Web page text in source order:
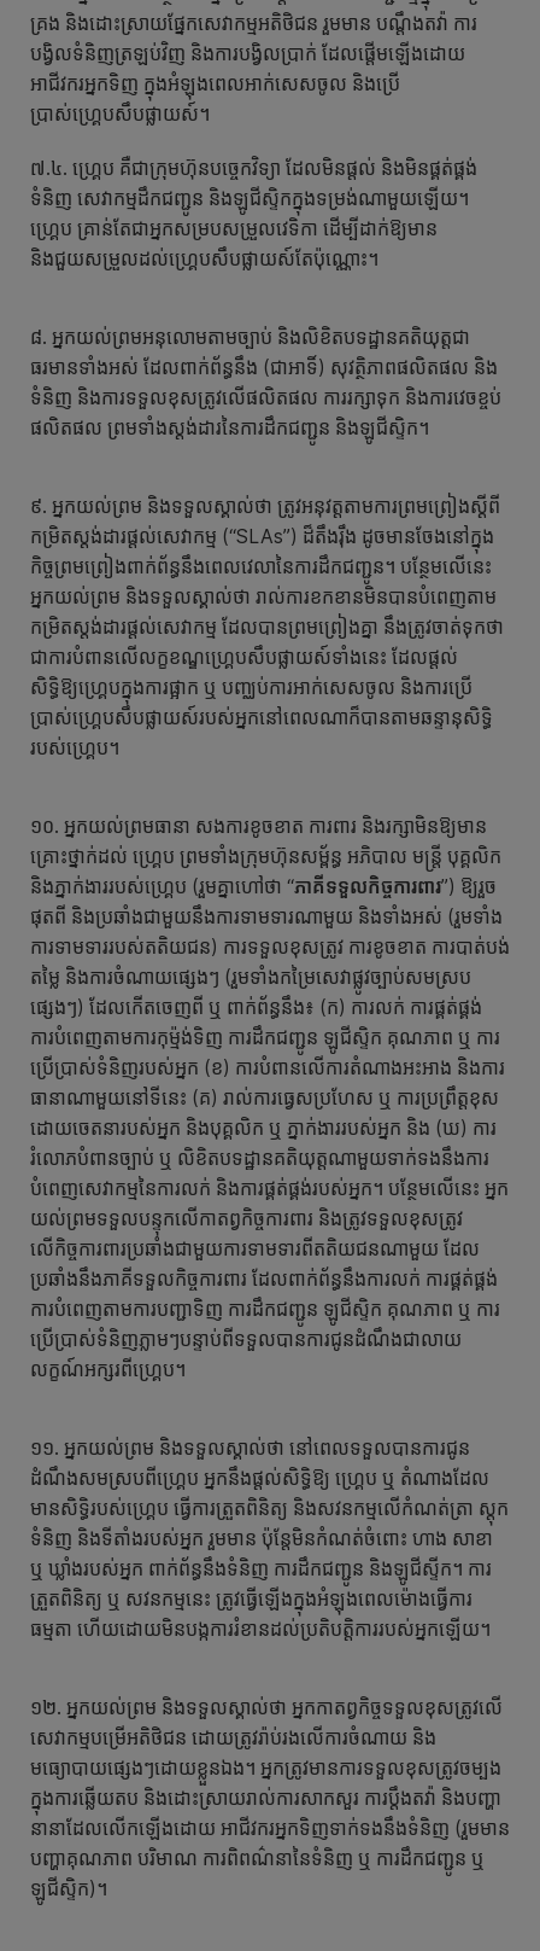
គ្រង និងដោះស្រាយផ្នែកសេវាកម្មអតិថិជន រួមមាន បណ្តឹងតវ៉ា ការ
បង្វិលទំនិញត្រឡប់វិញ និងការបង្វិលប្រាក់ ដែលផ្តើមឡើងដោយ
អាជីវករអ្នកទិញ ក្នុងអំឡុងពេលអាក់សេសចូល និងប្រើ
ប្រាស់ហ្គ្រេបសឹបផ្លាយស៍។
៧.៤. ហ្គ្រេប គឺជាក្រុមហ៊ុនបច្ចេកវិទ្យា ដែលមិនផ្តល់ និងមិនផ្គត់ផ្គង់
ទំនិញ សេវាកម្មដឹកជញ្ជូន និងឡូជីស្ទិកក្នុងទម្រង់ណាមួយឡើយ។
ហ្គ្រេប គ្រាន់តែជាអ្នកសម្របសម្រួលវេទិកា ដើម្បីដាក់ឱ្យមាន
និងជួយសម្រួលដល់ហ្គ្រេបសឹបផ្លាយស៍តែប៉ុណ្ណោះ។
៨. អ្នកយល់ព្រមអនុលោមតាមច្បាប់ និងលិខិតបទដ្ឋានគតិយុត្តជា
ធរមានទាំងអស់ ដែលពាក់ព័ន្ធនឹង (ជាអាទិ៍) សុវត្ថិភាពផលិតផល និង
ទំនិញ និងការទទួលខុសត្រូវលើផលិតផល ការរក្សាទុក និងការវេចខ្ចប់
ផលិតផល ព្រមទាំងស្តង់ដារនៃការដឹកជញ្ជូន និងឡូជីស្ទិក។
៩. អ្នកយល់ព្រម និងទទួលស្គាល់ថា ត្រូវអនុវត្តតាមការព្រមព្រៀងស្ដីពី
កម្រិតស្ដង់ដារផ្ដល់សេវាកម្ម (“SLAs”) ដ៏តឹងរ៉ឹង ដូចមានចែងនៅក្នុង
កិច្ចព្រមព្រៀងពាក់ព័ន្ធនឹងពេលវេលានៃការដឹកជញ្ជូន។ បន្ថែមលើនេះ
អ្នកយល់ព្រម និងទទួលស្គាល់ថា រាល់ការខកខានមិនបានបំពេញតាម
កម្រិតស្ដង់ដារផ្ដល់សេវាកម្ម ដែលបានព្រមព្រៀងគ្នា នឹងត្រូវចាត់ទុកថា
ជាការបំពានលើលក្ខខណ្ឌហ្គ្រេបសឹបផ្លាយស៍ទាំងនេះ ដែលផ្តល់
សិទ្ធិឱ្យហ្គ្រេបក្នុងការផ្អាក ឬ បញ្ឈប់ការអាក់សេសចូល និងការប្រើ
ប្រាស់ហ្គ្រេបសឹបផ្លាយស៍របស់អ្នកនៅពេលណាក៏បានតាមឆន្ទានុសិទ្ធិ
របស់ហ្គ្រេប។
១០. អ្នកយល់ព្រមធានា សងការខូចខាត ការពារ និងរក្សាមិនឱ្យមាន
គ្រោះថ្នាក់ដល់ ហ្គ្រេប ព្រមទាំងក្រុមហ៊ុនសម្ព័ន្ធ អភិបាល មន្ត្រី បុគ្គលិក
និងភ្នាក់ងាររបស់ហ្គ្រេប (រួមគ្នាហៅថា “ភាគីទទួលកិច្ចការពារ”) ឱ្យរួច
ផុតពី និងប្រឆាំងជាមួយនឹងការទាមទារណាមួយ និងទាំងអស់ (រួមទាំង
ការទាមទាររបស់តតិយជន) ការទទួលខុសត្រូវ ការខូចខាត ការបាត់បង់
តម្លៃ និងការចំណាយផ្សេងៗ (រួមទាំងកម្រៃសេវាផ្លូវច្បាប់សមស្រប
ផ្សេងៗ) ដែលកើតចេញពី ឬ ពាក់ព័ន្ធនឹង៖ (ក) ការលក់ ការផ្គត់ផ្គង់
ការបំពេញតាមការកុម្ម៉ង់ទិញ ការដឹកជញ្ជូន ឡូជីស្ទិក គុណភាព ឬ ការ
ប្រើប្រាស់ទំនិញរបស់អ្នក (ខ) ការបំពានលើការតំណាងអះអាង និងការ
ធានាណាមួយនៅទីនេះ (គ) រាល់ការធ្វេសប្រហែស ឬ ការប្រព្រឹត្តខុស
ដោយចេតនារបស់អ្នក និងបុគ្គលិក ឬ ភ្នាក់ងាររបស់អ្នក និង (ឃ) ការ
រំលោភបំពានច្បាប់ ឬ លិខិតបទដ្ឋានគតិយុត្តណាមួយទាក់ទងនឹងការ
បំពេញសេវាកម្មនៃការលក់ និងការផ្គត់ផ្គង់របស់អ្នក។ បន្ថែមលើនេះ អ្នក
យល់ព្រមទទួលបន្ទុកលើកាតព្វកិច្ចការពារ និងត្រូវទទួលខុសត្រូវ
លើកិច្ចការពារប្រឆាំងជាមួយការទាមទារពីតតិយជនណាមួយ ដែល
ប្រឆាំងនឹងភាគីទទួលកិច្ចការពារ ដែលពាក់ព័ន្ធនឹងការលក់ ការផ្គត់ផ្គង់
ការបំពេញតាមការបញ្ជាទិញ ការដឹកជញ្ជូន ឡូជីស្ទិក គុណភាព ឬ ការ
ប្រើប្រាស់ទំនិញភ្លាមៗបន្ទាប់ពីទទួលបានការជូនដំណឹងជាលាយ
លក្ខណ៍អក្សរពីហ្គ្រេប។
១១. អ្នកយល់ព្រម និងទទួលស្គាល់ថា នៅពេលទទួលបានការជូន
ដំណឹងសមស្របពីហ្គ្រេប អ្នកនឹងផ្តល់សិទ្ធិឱ្យ ហ្គ្រេប ឬ តំណាងដែល
មានសិទ្ធិរបស់ហ្គ្រេប ធ្វើការត្រួតពិនិត្យ និងសវនកម្មលើកំណត់ត្រា ស្តុក
ទំនិញ និងទីតាំងរបស់អ្នក រួមមាន ប៉ុន្តែមិនកំណត់ចំពោះ ហាង សាខា
ឬ ឃ្លាំងរបស់អ្នក ពាក់ព័ន្ធនឹងទំនិញ ការដឹកជញ្ជូន និងឡូជីស្ទីក។ ការ
ត្រួតពិនិត្យ ឬ សវនកម្មនេះ ត្រូវធ្វើឡើងក្នុងអំឡុងពេលម៉ោងធ្វើការ
ធម្មតា ហើយដោយមិនបង្កការរំខានដល់ប្រតិបត្តិការរបស់អ្នកឡើយ។
១២. អ្នកយល់ព្រម និងទទួលស្គាល់ថា អ្នកកាតព្វកិច្ចទទួលខុសត្រូវលើ
សេវាកម្មបម្រើអតិថិជន ដោយត្រូវរ៉ាប់រងលើការចំណាយ និង
មធ្យោបាយផ្សេងៗដោយខ្លួនឯង។ អ្នកត្រូវមានការទទួលខុសត្រូវចម្បង
ក្នុងការឆ្លើយតប និងដោះស្រាយរាល់ការសាកសួរ ការប្តឹងតវ៉ា និងបញ្ហា
នានាដែលលើកឡើងដោយ អាជីវករអ្នកទិញទាក់ទងនឹងទំនិញ (រួមមាន
បញ្ហាគុណភាព បរិមាណ ការពិពណ៌នានៃទំនិញ ឬ ការដឹកជញ្ជូន ឬ
ឡូជីស្ទិក)។